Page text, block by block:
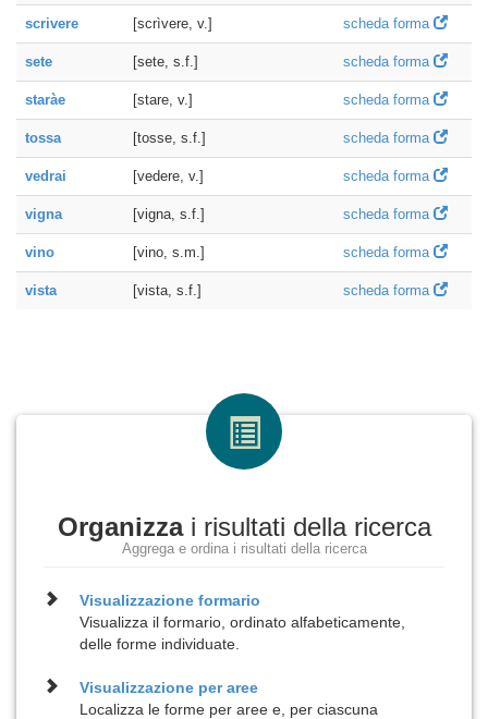
scrivere [scrìvere, v.] scheda forma
sete [sete, s.f.] scheda forma
staràe [stare, v.] scheda forma
tossa [tosse, s.f.] scheda forma
vedrai [vedere, v.] scheda forma
vigna [vigna, s.f.] scheda forma
vino [vino, s.m.] scheda forma
vista [vista, s.f.] scheda forma
Organizzai risultati della ricerca
Aggrega e ordina i risultati della ricerca
Visualizzazioneformario
Visualizza il formario, ordinato alfabeticamente,
delle forme individuate.
Visualizzazione peraree
Localizza le forme per aree e, per ciascuna